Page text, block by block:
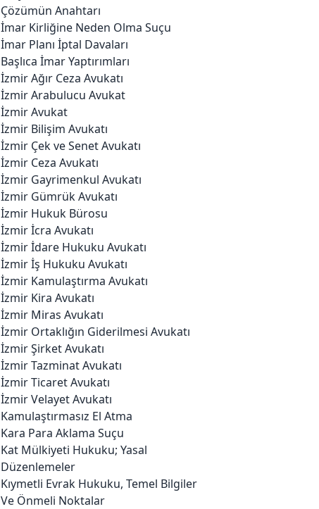
Çözümün Anahtarı
İmar Kirliğine Neden Olma Suçu
İmar Planı İptal Davaları
Başlıca İmar Yaptırımları
İzmir Ağır Ceza Avukatı
İzmir Arabulucu Avukat
İzmir Avukat
İzmir Bilişim Avukatı
İzmir Çek ve Senet Avukatı
İzmir Ceza Avukatı
İzmir Gayrimenkul Avukatı
İzmir Gümrük Avukatı
İzmir Hukuk Bürosu
İzmir İcra Avukatı
İzmir İdare Hukuku Avukatı
İzmir İş Hukuku Avukatı
İzmir Kamulaştırma Avukatı
İzmir Kira Avukatı
İzmir Miras Avukatı
İzmir Ortaklığın Giderilmesi Avukatı
İzmir Şirket Avukatı
İzmir Tazminat Avukatı
İzmir Ticaret Avukatı
İzmir Velayet Avukatı
Kamulaştırmasız El Atma
Kara Para Aklama Suçu
Kat Mülkiyeti Hukuku; Yasal
Düzenlemeler
Kıymetli Evrak Hukuku, Temel Bilgiler
Ve Önmeli Noktalar